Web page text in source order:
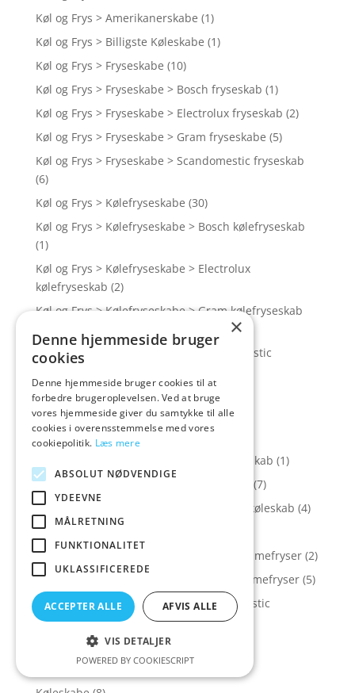
Køl og Frys > Amerikanerskabe (1)
Køl og Frys > Billigste Køleskabe (1)
Køl og Frys > Fryseskabe (10)
Køl og Frys > Fryseskabe > Bosch fryseskab (1)
Køl og Frys > Fryseskabe > Electrolux fryseskab (2)
Køl og Frys > Fryseskabe > Gram fryseskabe (5)
Køl og Frys > Fryseskabe > Scandomestic fryseskab
(6)
Køl og Frys > Kølefryseskabe (30)
Køl og Frys > Kølefryseskabe > Bosch kølefryseskab
(1)
Køl og Frys > Kølefryseskabe > Electrolux
kølefryseskab (2)
Køl og Frys > Kølefryseskabe > Gram kølefryseskab
Køl og Frys > Kølefryseskabe > Scandomestic
Køl og Frys > Kølefryseskabe > Vestfrost
kølefryseskab (2)
Køl og Frys > Køleskabe
Køl og Frys > Køleskabe > Electrolux køleskab (1)
Køl og Frys > Køleskabe > Gram køleskab
(7)
Køl og Frys > Køleskabe > Scandomestic køleskab (4)
Køl og Frys > Kummefrysere
Køl og Frys > Kummefrysere > Elcold kummefryser (2)
Køl og Frys > Kummefrysere > Gram kummefryser (5)
Køl og Frys > Kummefrysere > Scandomestic
kummefryser (2)
Køl og Frys > Vinskabe (4)
×
Denne hjemmeside bruger
cookies
Denne hjemmeside bruger cookies til at
forbedre brugeroplevelsen. Ved at bruge
vores hjemmeside giver du samtykke til alle
cookies i overensstemmelse med vores
cookiepolitik. Læs mere
ABSOLUT NØDVENDIGE
YDEEVNE
MÅLRETNING
FUNKTIONALITET
UKLASSIFICEREDE
ACCEPTER ALLE AFVIS ALLE
VIS DETALJER
POWERED BY COOKIESCRIPT